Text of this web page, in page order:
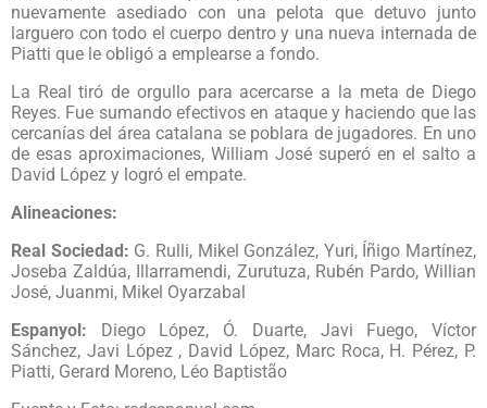
nuevamente asediado con una pelota que detuvo junto
larguero con todo el cuerpo dentro y una nueva internada de
Piatti que le obligó a emplearse a fondo.
La Real tiró de orgullo para acercarse a la meta de Diego
Reyes. Fue sumando efectivos en ataque y haciendo que las
cercanías del área catalana se poblara de jugadores. En uno
de esas aproximaciones, William José superó en el salto a
David López y logró el empate.
Alineaciones:
Real Sociedad: G. Rulli, Mikel González, Yuri, Íñigo Martínez,
Joseba Zaldúa, Illarramendi, Zurutuza, Rubén Pardo, Willian
José, Juanmi, Mikel Oyarzabal
Espanyol: Diego López, Ó. Duarte, Javi Fuego, Víctor
Sánchez, Javi López , David López, Marc Roca, H. Pérez, P.
Piatti, Gerard Moreno, Léo Baptistão